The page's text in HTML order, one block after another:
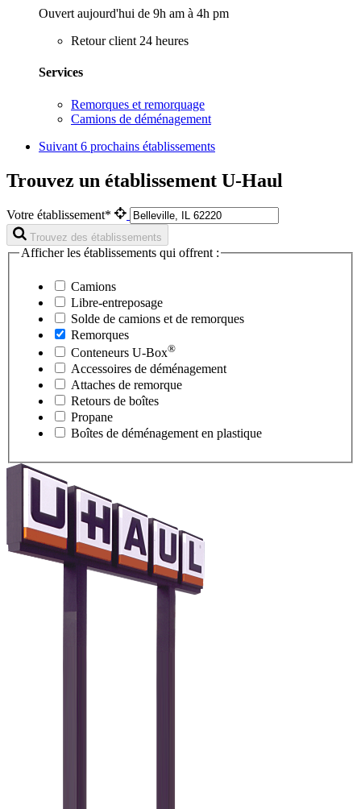
Ouvert aujourd'hui de 9h am à 4h pm
Retour client 24 heures
Services
Remorques et remorquage
Camions de déménagement
Suivant 6 prochains établissements
Trouvez un établissement U-Haul
Votre établissement*
Trouvez des établissements
Afficher les établissements qui offrent :
Camions
Libre-entreposage
Solde de camions et de remorques
Remorques
Conteneurs U-Box®
Accessoires de déménagement
Attaches de remorque
Retours de boîtes
Propane
Boîtes de déménagement en plastique